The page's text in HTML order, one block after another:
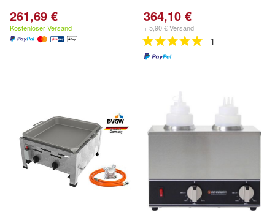
261,69 €
Kostenloser Versand
364,10 €
+ 5,90 € Versand
1